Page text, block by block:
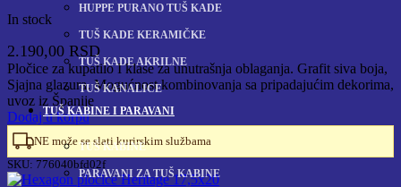
HUPPE PURANO TUŠ KADE
TUŠ KADE KERAMIČKE
TUŠ KADE AKRILNE
TUŠ KANALICE
TUŠ KABINE I PARAVANI
TUŠ KABINE
PARAVANI ZA TUŠ KABINE
In stock
2.190,00 RSD
Pločice za kupatilo I klase za unutrašnja oblaganja. Grafit siva boja,
Sjajna glazura. Mogućnost kombinovanja sa pripadajućim dekorima,
uvoz iz Španije
Dodaj u korpu
NE može se slati kurirskim službama
SKU: 776040bfd02f